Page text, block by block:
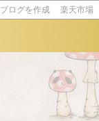
ブログを作成 楽天市場